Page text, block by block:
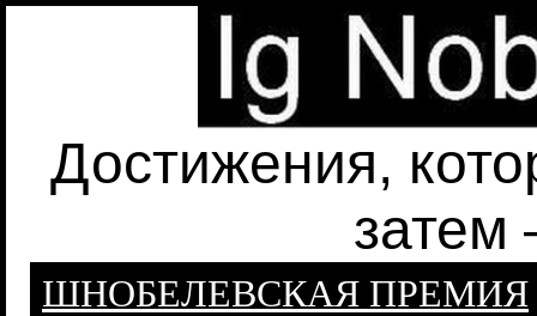
Достижения,
затем
ШНОБЕЛЕВСКАЯ ПРЕМИЯ